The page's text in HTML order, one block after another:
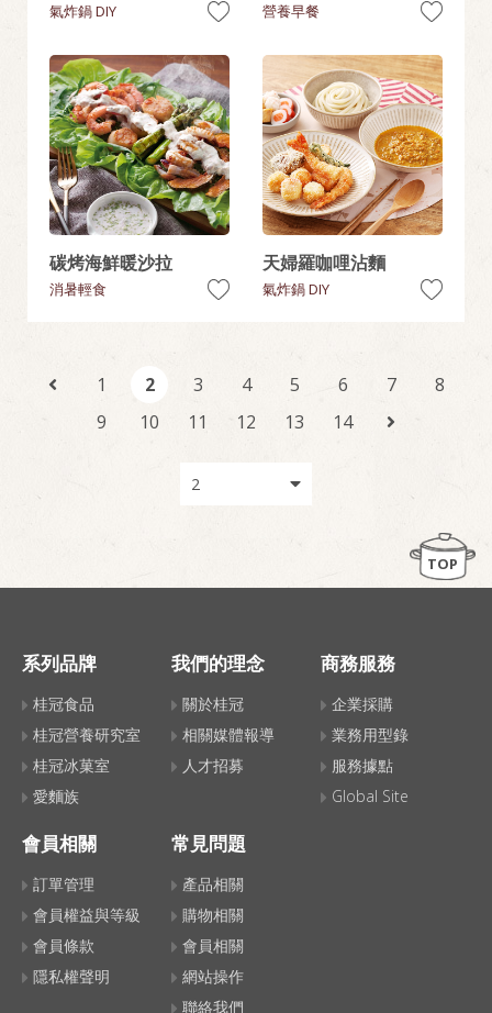
氣炸鍋 DIY 營養早餐
碳烤海鮮暖沙拉
消暑輕食
天婦羅咖哩沾麵
氣炸鍋 DIY
1 2 3 4 5 6 7
8
9
10 11 12 13 14
TOP
系列品牌
桂冠食品
桂冠營養研究室
桂冠冰菓室
愛麵族
我們的理念
關於桂冠
相關媒體報導
人才招募
商務服務
企業採購
業務用型錄
服務據點
Global Site
會員相關
訂單管理
會員權益與等級
會員條款
隱私權聲明
常見問題
產品相關
購物相關
會員相關
網站操作
聯絡我們